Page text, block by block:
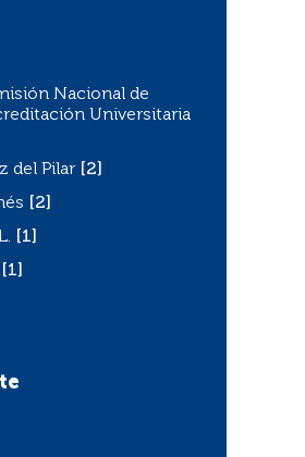
Nacional de Evaluación y
Nacional de
Universitaria
del Pilar
[2]
[2]
[1]
[1]